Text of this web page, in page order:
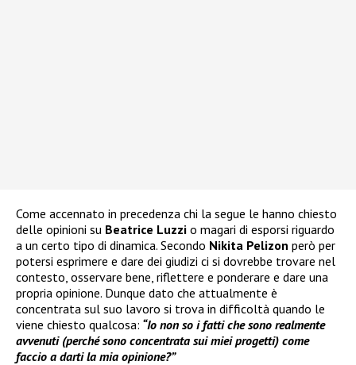
Come accennato in precedenza chi la segue le hanno chiesto
delle opinioni su Beatrice Luzzi o magari di esporsi riguardo
a un certo tipo di dinamica. Secondo Nikita Pelizon però per
potersi esprimere e dare dei giudizi ci si dovrebbe trovare nel
contesto, osservare bene, riflettere e ponderare e dare una
propria opinione. Dunque dato che attualmente è
concentrata sul suo lavoro si trova in difficoltà quando le
viene chiesto qualcosa: “Io non so i fatti che sono realmente
avvenuti (perché sono concentrata sui miei progetti) come
faccio a darti la mia opinione?”